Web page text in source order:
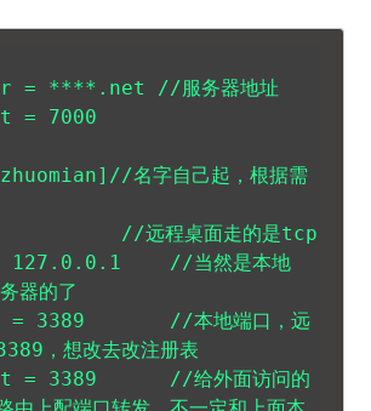
= ****.net //服务器地址
= 7000
名字自己起，根据需
//远程桌面走的是tcp
//当然是本地
器的了
3389       //本地端口，远
，想改去改注册表
= 3389      //给外面访问的